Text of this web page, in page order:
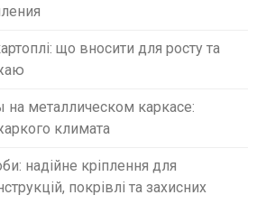
що вносити для росту та
на металлическом каркасе:
климата
надійне кріплення для
покрівлі та захисних